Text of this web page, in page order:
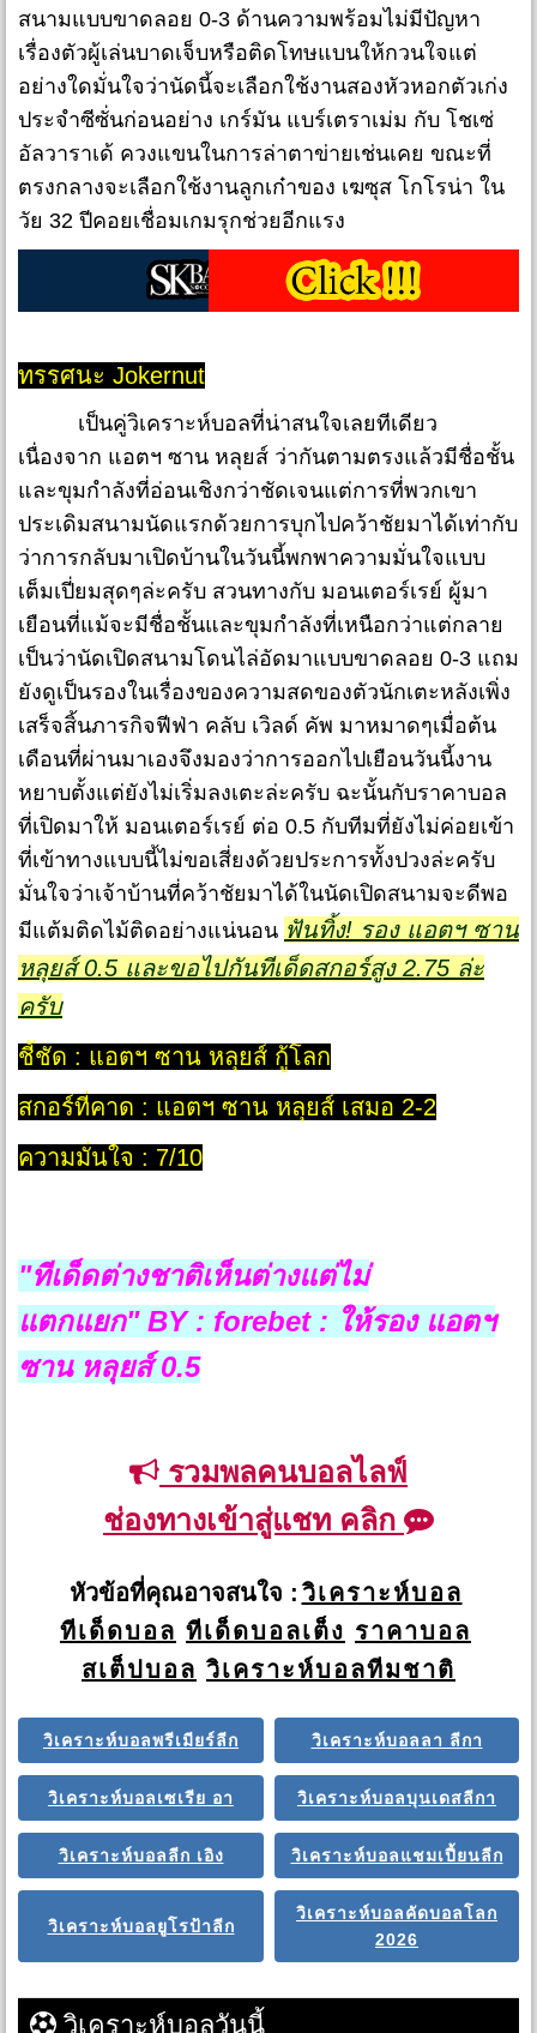
สนามแบบขาดลอย 0-3 ด้านความพร้อมไม่มีปัญหา
เรื่องตัวผู้เล่นบาดเจ็บหรือติดโทษแบนให้กวนใจแต่
อย่างใดมั่นใจว่านัดนี้จะเลือกใช้งานสองหัวหอกตัวเก่ง
ประจำซีซั่นก่อนอย่าง เกร์มัน แบร์เตราเม่ม กับ โชเซ่
อัลวาราเด้ ควงแขนในการล่าตาข่ายเช่นเคย ขณะที่
ตรงกลางจะเลือกใช้งานลูกเก๋าของ เฆซุส โกโรน่า ใน
วัย 32 ปีคอยเชื่อมเกมรุกช่วยอีกแรง
ทรรศนะ Jokernut
เป็นคู่วิเคราะห์บอลที่น่าสนใจเลยทีเดียว
เนื่องจาก แอตฯ ซาน หลุยส์ ว่ากันตามตรงแล้วมีชื่อชั้น
และขุมกำลังที่อ่อนเชิงกว่าชัดเจนแต่การที่พวกเขา
ประเดิมสนามนัดแรกด้วยการบุกไปคว้าชัยมาได้เท่ากับ
ว่าการกลับมาเปิดบ้านในวันนี้พกพาความมั่นใจแบบ
เต็มเปี่ยมสุดๆล่ะครับ สวนทางกับ มอนเตอร์เรย์ ผู้มา
เยือนที่แม้จะมีชื่อชั้นและขุมกำลังที่เหนือกว่าแต่กลาย
เป็นว่านัดเปิดสนามโดนไล่อัดมาแบบขาดลอย 0-3 แถม
ยังดูเป็นรองในเรื่องของความสดของตัวนักเตะหลังเพิ่ง
เสร็จสิ้นภารกิจฟีฟ่า คลับ เวิลด์ คัพ มาหมาดๆเมื่อต้น
เดือนที่ผ่านมาเองจึงมองว่าการออกไปเยือนวันนี้งาน
หยาบตั้งแต่ยังไม่เริ่มลงเตะล่ะครับ ฉะนั้นกับราคาบอล
ที่เปิดมาให้ มอนเตอร์เรย์ ต่อ 0.5 กับทีมที่ยังไม่ค่อยเข้า
ที่เข้าทางแบบนี้ไม่ขอเสี่ยงด้วยประการทั้งปวงล่ะครับ
มั่นใจว่าเจ้าบ้านที่คว้าชัยมาได้ในนัดเปิดสนามจะดีพอ
มีแต้มติดไม้ติดอย่างแน่นอน ฟันทิ้ง! รอง แอตฯ ซาน
หลุยส์ 0.5 และขอไปกันทีเด็ดสกอร์สูง 2.75 ล่ะ
ครับ
ชี้ชัด : แอตฯ ซาน หลุยส์ กู้โลก
สกอร์ที่คาด : แอตฯ ซาน หลุยส์ เสมอ 2-2
ความมั่นใจ : 7/10
"ทีเด็ดต่างชาติเห็นต่างแต่ไม่
แตกแยก" BY : forebet : ให้รอง แอตฯ
ซาน หลุยส์ 0.5
รวมพลคนบอลไลฟ์
ช่องทางเข้าสู่แชท คลิก
หัวข้อที่คุณอาจสนใจ : วิเคราะห์บอล
ทีเด็ดบอล ทีเด็ดบอลเต็ง ราคาบอล
สเต็ปบอล วิเคราะห์บอลทีมชาติ
วิเคราะห์บอลพรีเมียร์ลีก วิเคราะห์บอลลา ลีกา
วิเคราะห์บอลเซเรีย อา วิเคราะห์บอลบุนเดสลีกา
วิเคราะห์บอลลีก เอิง วิเคราะห์บอลแชมเปี้ยนลีก
วิเคราะห์บอลยูโรป้าลีก
วิเคราะห์บอลคัดบอลโลก
2026
วิเคราะห์บอลวันนี้